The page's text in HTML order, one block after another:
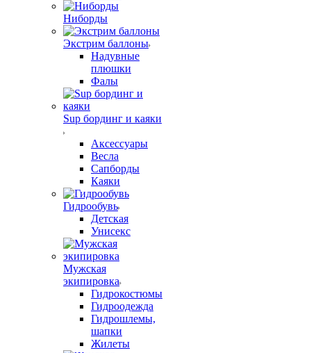
Ниборды
Экстрим баллоны
Надувные
плюшки
Фалы
Sup бординг и каяки
Аксессуары
Весла
Сапборды
Каяки
Гидрообувь
Детская
Унисекс
Мужская
экипировка
Гидрокостюмы
Гидроодежда
Гидрошлемы,
шапки
Жилеты